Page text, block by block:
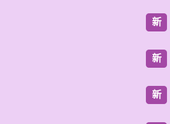
新
新
新